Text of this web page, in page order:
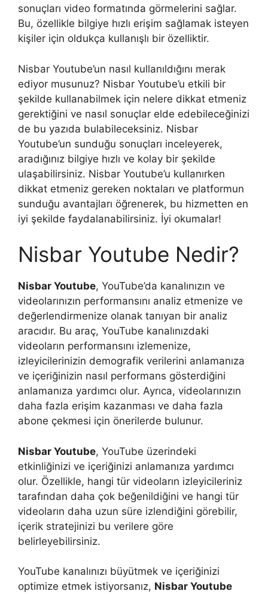
sonuçları video formatında görmelerini sağlar.
Bu, özellikle bilgiye hızlı erişim sağlamak isteyen
kişiler için oldukça kullanışlı bir özelliktir.
Nisbar Youtube’un nasıl kullanıldığını merak
ediyor musunuz? Nisbar Youtube’u etkili bir
şekilde kullanabilmek için nelere dikkat etmeniz
gerektiğini ve nasıl sonuçlar elde edebileceğinizi
de bu yazıda bulabileceksiniz. Nisbar
Youtube’un sunduğu sonuçları inceleyerek,
aradığınız bilgiye hızlı ve kolay bir şekilde
ulaşabilirsiniz. Nisbar Youtube’u kullanırken
dikkat etmeniz gereken noktaları ve platformun
sunduğu avantajları öğrenerek, bu hizmetten en
iyi şekilde faydalanabilirsiniz. İyi okumalar!
Nisbar Youtube Nedir?
Nisbar Youtube, YouTube’da kanalınızın ve
videolarınızın performansını analiz etmenize ve
değerlendirmenize olanak tanıyan bir analiz
aracıdır. Bu araç, YouTube kanalınızdaki
videoların performansını izlemenize,
izleyicilerinizin demografik verilerini anlamanıza
ve içeriğinizin nasıl performans gösterdiğini
anlamanıza yardımcı olur. Ayrıca, videolarınızın
daha fazla erişim kazanması ve daha fazla
abone çekmesi için önerilerde bulunur.
Nisbar Youtube, YouTube üzerindeki
etkinliğinizi ve içeriğinizi anlamanıza yardımcı
olur. Özellikle, hangi tür videoların izleyicileriniz
tarafından daha çok beğenildiğini ve hangi tür
videoların daha uzun süre izlendiğini görebilir,
içerik stratejinizi bu verilere göre
belirleyebilirsiniz.
YouTube kanalınızı büyütmek ve içeriğinizi
optimize etmek istiyorsanız, Nisbar Youtube